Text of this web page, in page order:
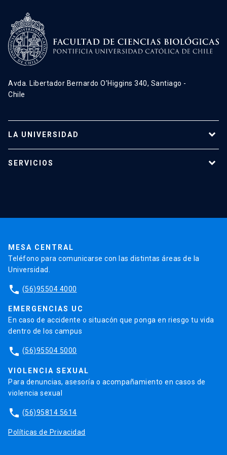
Avda. Libertador Bernardo O’Higgins 340, Santiago -
Chile
LA UNIVERSIDAD
SERVICIOS
MESA CENTRAL
Teléfono para comunicarse con las distintas áreas de la
Universidad.
phone (56)95504 4000
EMERGENCIAS UC
En caso de accidente o situacón que ponga en riesgo tu vida
dentro de los campus
phone (56)95504 5000
VIOLENCIA SEXUAL
Para denuncias, asesoría o acompañamiento en casos de
violencia sexual
phone (56)95814 5614
Políticas de Privacidad